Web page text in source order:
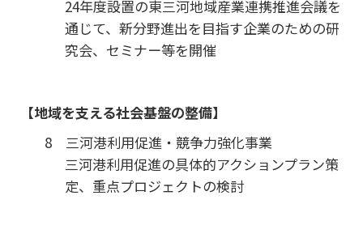
24年度設置の東三河地域産業連携推進会議を
通じて、新分野進出を目指す企業のための研
究会、セミナー等を開催
【地域を支える社会基盤の整備】
8 三河港利用促進・競争力強化事業
三河港利用促進の具体的アクションプラン策
定、重点プロジェクトの検討